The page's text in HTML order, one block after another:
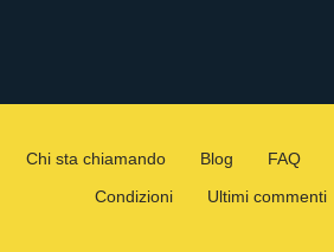
Chi sta chiamando Blog FAQ
Condizioni
Ultimi commenti